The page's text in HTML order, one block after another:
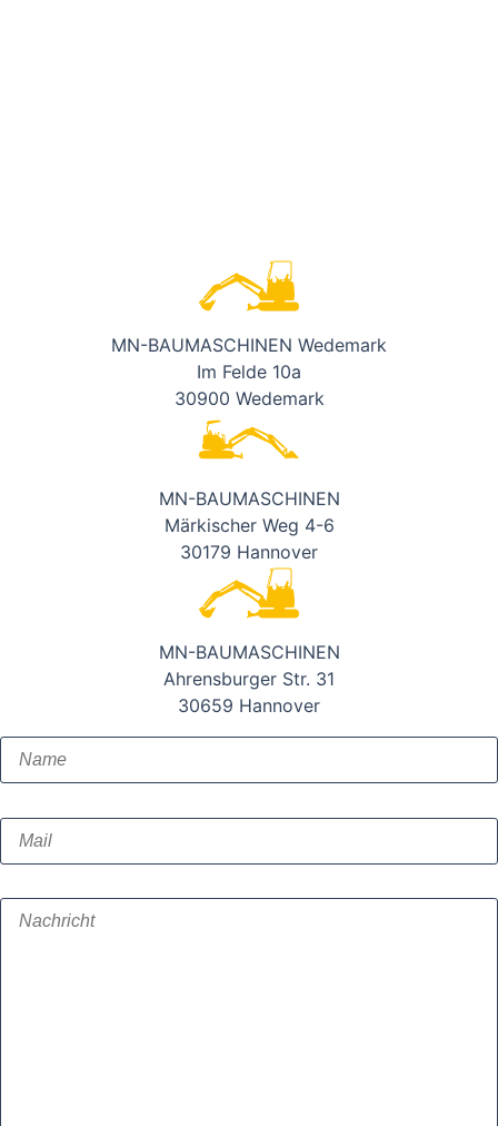
MN-BAUMASCHINEN Wedemark
Im Felde 10a
30900 Wedemark
MN-BAUMASCHINEN
Märkischer Weg 4-6
30179 Hannover
MN-BAUMASCHINEN
Ahrensburger Str. 31
30659 Hannover